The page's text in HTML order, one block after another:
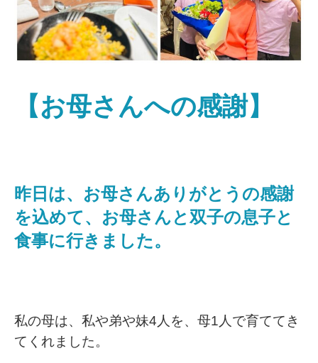
【お母さんへの感謝】
昨日は、お母さんありがとうの感謝
を込めて、お母さんと双子の息子と
食事に行きました。
私の母は、私や弟や妹4人を、母1人で育ててき
てくれました。